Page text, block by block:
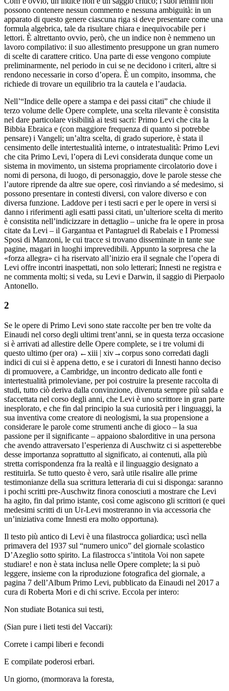
possono contenere nessun commento e nessuna ambiguità: in un
apparato di questo genere ciascuna riga si deve presentare come una
formula algebrica, tale da risultare chiara e inequivocabile per i
lettori. È altrettanto ovvio, però, che un indice non è nemmeno un
lavoro compilativo: il suo allestimento presuppone un gran numero
di scelte di carattere critico. Una parte di esse vengono compiute
preliminarmente, nel periodo in cui se ne decidono i criteri, altre si
rendono necessarie in corso d’opera. È un compito, insomma, che
richiede di trovare un equilibrio tra la cautela e l’audacia.
Nell’“Indice delle opere a stampa e dei passi citati” che chiude il
terzo volume delle Opere complete, una scelta rilevante è consistita
nel dare particolare visibilità ai testi sacri: Primo Levi che cita la
Bibbia Ebraica e (con maggiore frequenza di quanto si potrebbe
pensare) i Vangeli; un’altra scelta, di grado superiore, è stata il
censimento delle intertestualità interne, o intratestualità: Primo Levi
che cita Primo Levi, l’opera di Levi considerata dunque come un
sistema in movimento, un sistema propriamente circolatorio dove i
nomi di persona, di luogo, di personaggio, dove le parole stesse che
l’autore riprende da altre sue opere, così rinviando a sé medesimo, si
possono presentare in contesti diversi, con valore diverso e con
diversa funzione. Laddove per i testi sacri e per le opere in versi si
danno i riferimenti agli esatti passi citati, un’ulteriore scelta di merito
è consistita nell’indicizzare in dettaglio – uniche fra le opere in prosa
citate da Levi – il Gargantua et Pantagruel di Rabelais e I Promessi
Sposi di Manzoni, le cui tracce si trovano disseminate in tante sue
pagine, magari in luoghi imprevedibili. Appunto la sorpresa che la
«forza allegra» ci ha riservato all’inizio era il segnale che l’opera di
Levi offre incontri inaspettati, non solo letterari; Innesti ne registra e
ne commenta molti; si veda, su Levi e Darwin, il saggio di Pierpaolo
Antonello.
2
Se le opere di Primo Levi sono state raccolte per ben tre volte da
Einaudi nel corso degli ultimi trent’anni, se in questa terza occasione
si è arrivati ad allestire delle Opere complete, se i tre volumi di
questo ultimo (per ora) ←xiii | xiv→corpus sono corredati dagli
indici di cui si è appena detto, e se i curatori di Innesti hanno deciso
di promuovere, a Cambridge, un incontro dedicato alle fonti e
intertestualità primoleviane, per poi costruire la presente raccolta di
studi, tutto ciò deriva dalla convinzione, divenuta sempre più salda e
sfaccettata nel corso degli anni, che Levi è uno scrittore in gran parte
inesplorato, e che fin dal principio la sua curiosità per i linguaggi, la
sua inventiva come creatore di neologismi, la sua propensione a
considerare le parole come strumenti anche di gioco – la sua
passione per il significante – appaiono sbalorditive in una persona
che avendo attraversato l’esperienza di Auschwitz ci si aspetterebbe
desse importanza soprattutto al significato, ai contenuti, alla più
stretta corrispondenza fra la realtà e il linguaggio designato a
restituirla. Se tutto questo è vero, sarà utile risalire alle prime
testimonianze della sua scrittura letteraria di cui si disponga: saranno
i pochi scritti pre-Auschwitz finora conosciuti a mostrare che Levi
ha agito, fin dal primo istante, così come agiscono gli scrittori (e quei
medesimi scritti di un Ur-Levi mostreranno in via accessoria che
un’iniziativa come Innesti era molto opportuna).
Il testo più antico di Levi è una filastrocca goliardica; uscì nella
primavera del 1937 sul “numero unico” del giornale scolastico
D’Azeglio sotto spirito. La filastrocca s’intitola Voi non sapete
studiare! e non è stata inclusa nelle Opere complete; la si può
leggere, insieme con la riproduzione fotografica del giornale, a
pagina 7 dell’Album Primo Levi, pubblicato da Einaudi nel 2017 a
cura di Roberta Mori e di chi scrive. Eccola per intero:
Non studiate Botanica sui testi,
(Sian pure i lieti testi del Vaccari):
Correte i campi liberi e fecondi
E compilate poderosi erbari.
Un giorno, (mormorava la foresta,